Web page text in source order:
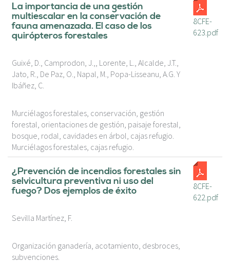
La importancia de una gestión
multiescalar en la conservación de
fauna amenazada. El caso de los
quirópteros forestales
Guixé, D., Camprodon, J.,, Lorente, L., Alcalde, J.T.,
Jato, R., De Paz, O., Napal, M., Popa-Lisseanu, A.G. Y
Ibáñez, C.
Murciélagos forestales, conservación, gestión
forestal, orientaciones de gestión, paisaje forestal,
bosque, rodal, cavidades en árbol, cajas refugio.
Murciélagos forestales, cajas refugio.
8CFE-
623.pdf
¿Prevención de incendios forestales sin
selvicultura preventiva ni uso del
fuego? Dos ejemplos de éxito
Sevilla Martínez, F.
Organización ganadería, acotamiento, desbroces,
subvenciones.
8CFE-
622.pdf